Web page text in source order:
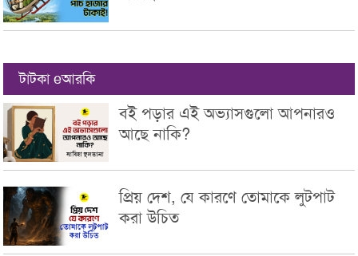
টাটকা eআরকি
বই পড়ার এই অভ্যাসগুলো আপনারও
আছে নাকি?
প্রিয় দেশ, যে কারণে তোমাকে লুটপাট
করা উচিত